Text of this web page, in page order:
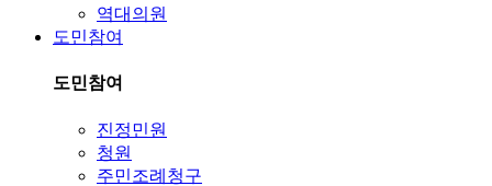
역대의원
도민참여
도민참여
진정민원
청원
주민조례청구